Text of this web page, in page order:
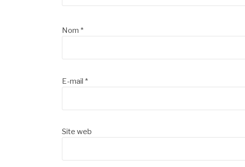
Nom *
E-mail *
Site web